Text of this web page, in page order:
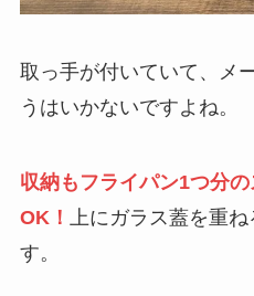
取っ手が付いていて、メ
うはいかないですよね。
収納もフライパン1つ分
OK！
上にガラス蓋を重
す。